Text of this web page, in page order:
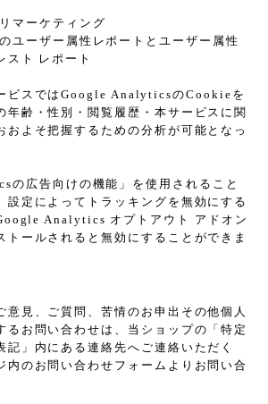
マーケティング
ーザー属性レポートとユーザー属性
スト レポート
ビスではGoogle AnalyticsのCookieを
年齢・性別・閲覧履歴・本サービスに関
およそ把握するための分析が可能となっ
の広告向けの機能」を使用されること
設定によってトラッキングを無効にする
Analytics オプトアウト アドオン
トールされると無効にすることができま
意見、ご質問、苦情のお申出その他個人
るお問い合わせは、当ショップの「特定
記」内にある連絡先へご連絡いただく
内のお問い合わせフォームよりお問い合